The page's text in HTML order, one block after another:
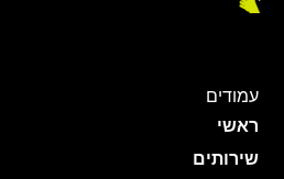
עמודים
ראשי
שירותים